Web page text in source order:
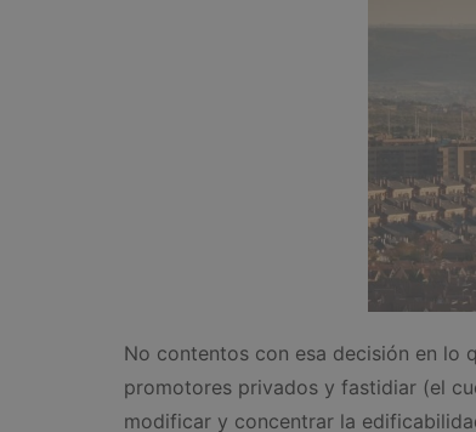
No contentos con esa decisión en lo
promotores privados y fastidiar (el
modificar y concentrar la